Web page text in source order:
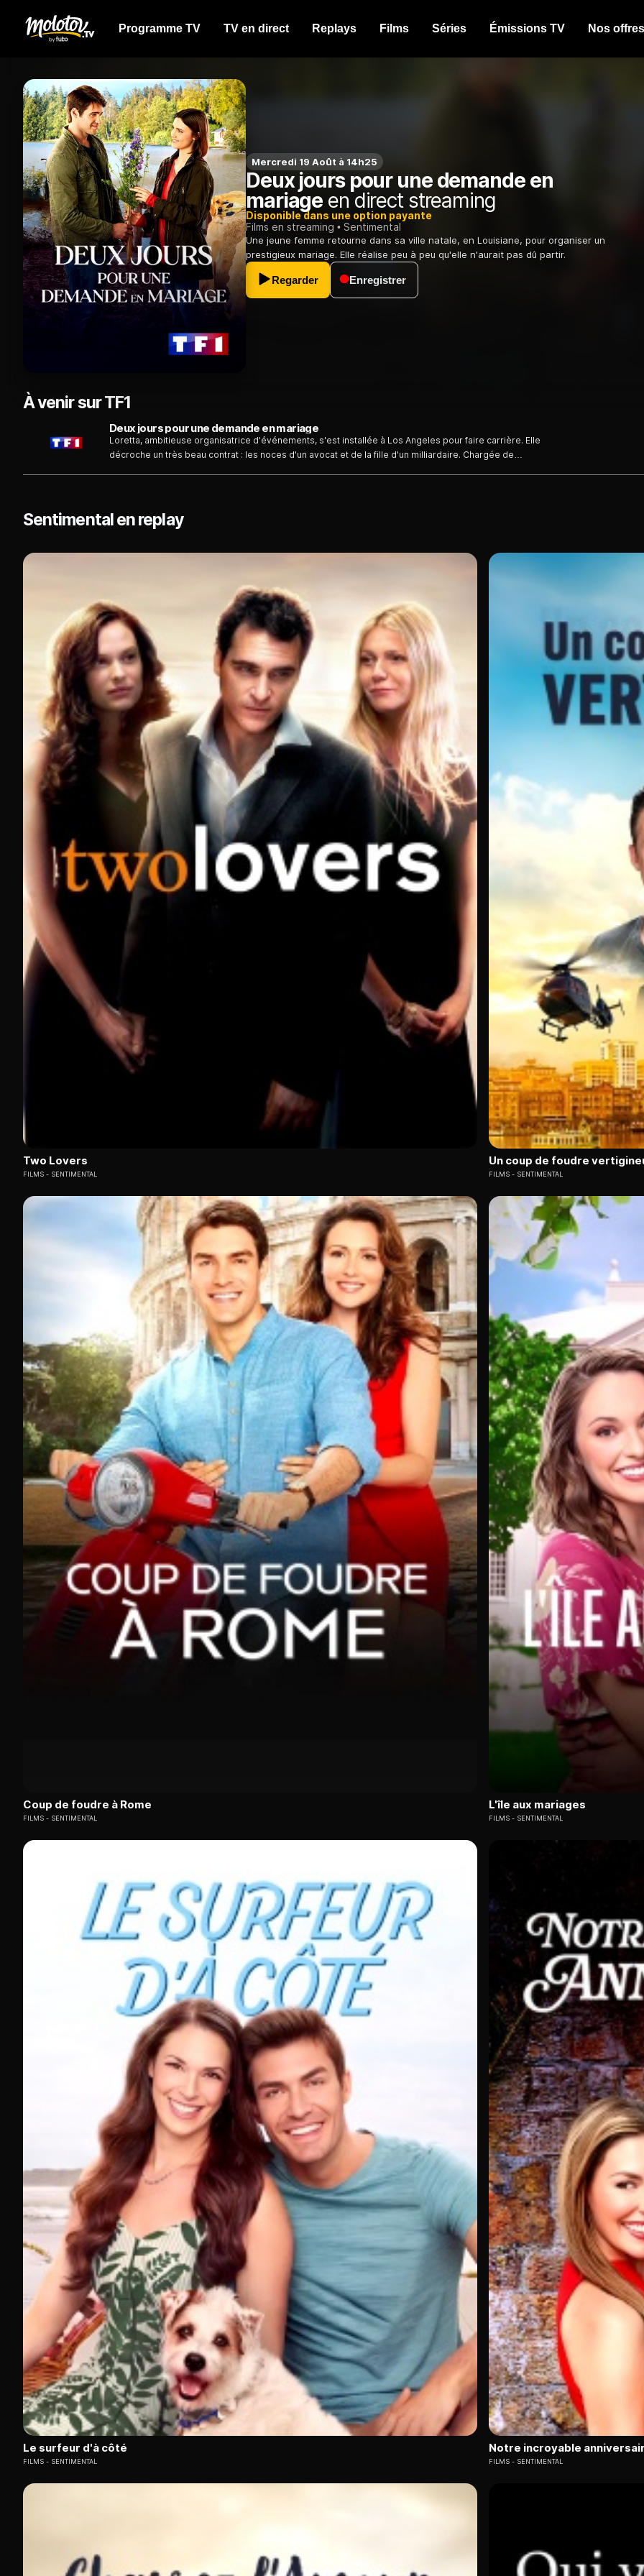
Programme TV TV en direct Replays Films Séries Émissions TV Nos offres
Mercredi 19 Août à 14h25
Deux jours pour une demande en
mariage en direct streaming
Disponible dans une option payante
Films en streaming
Sentimental
Une jeune femme retourne dans sa ville natale, en Louisiane, pour organiser un
prestigieux mariage. Elle réalise peu à peu qu'elle n'aurait pas dû partir.
Regarder Enregistrer
À venir sur TF1
Deux jours pour une demande en mariage
Loretta, ambitieuse organisatrice d'événements, s'est installée à Los Angeles pour faire carrière. Elle
décroche un très beau contrat : les noces d'un avocat et de la fille d'un milliardaire. Chargée de
Sentimental en replay
Two Lovers
FILMS SENTIMENTAL
Un coup de foudre
FILMS SENTIMENTAL
Coup de foudre à Rome
FILMS SENTIMENTAL
L'île aux mariages
FILMS SENTIMENTAL
Le surfeur d'à côté
FILMS SENTIMENTAL
Notre incroyable
FILMS SENTIMENTAL